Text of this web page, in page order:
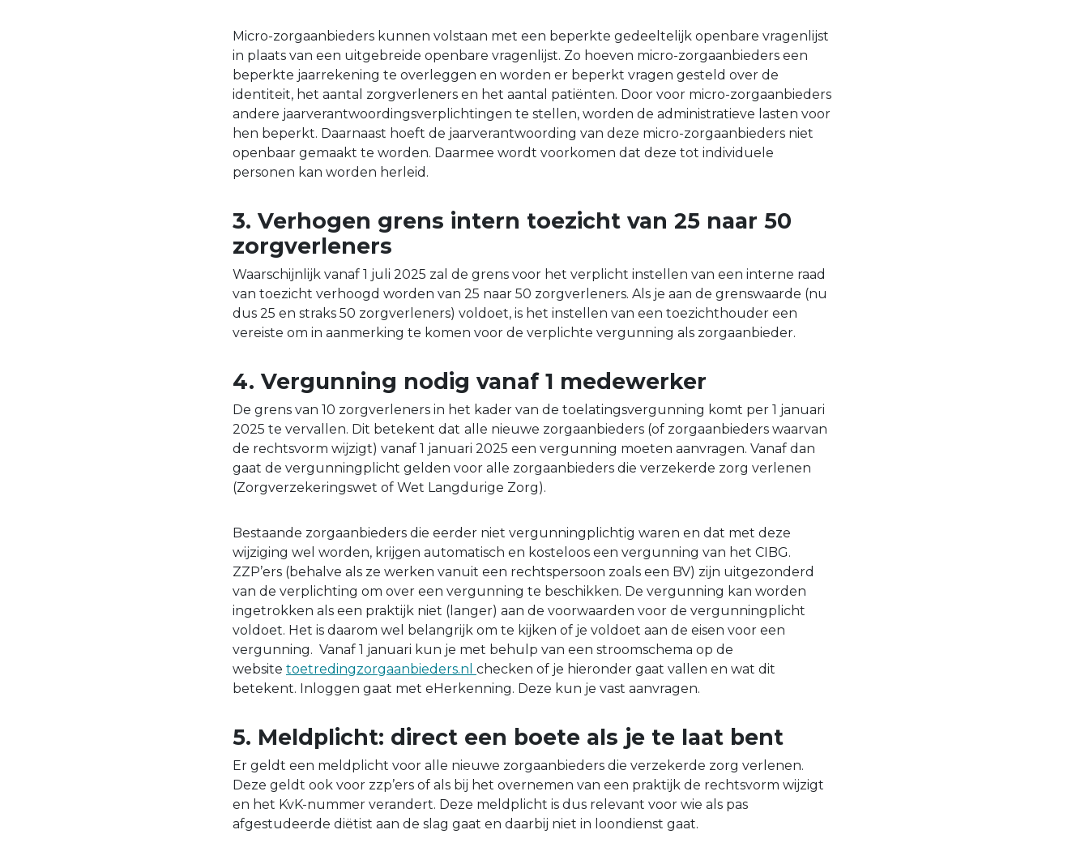
Micro-zorgaanbieders kunnen volstaan met een beperkte gedeeltelijk openbare vragenlijst
in plaats van een uitgebreide openbare vragenlijst. Zo hoeven micro-zorgaanbieders een
beperkte jaarrekening te overleggen en worden er beperkt vragen gesteld over de
identiteit, het aantal zorgverleners en het aantal patiënten. Door voor micro-zorgaanbieders
andere jaarverantwoordingsverplichtingen te stellen, worden de administratieve lasten voor
hen beperkt. Daarnaast hoeft de jaarverantwoording van deze micro-zorgaanbieders niet
openbaar gemaakt te worden. Daarmee wordt voorkomen dat deze tot individuele
personen kan worden herleid.
3. Verhogen grens intern toezicht van 25 naar 50
zorgverleners
Waarschijnlijk vanaf 1 juli 2025 zal de grens voor het verplicht instellen van een interne raad
van toezicht verhoogd worden van 25 naar 50 zorgverleners. Als je aan de grenswaarde (nu
dus 25 en straks 50 zorgverleners) voldoet, is het instellen van een toezichthouder een
vereiste om in aanmerking te komen voor de verplichte vergunning als zorgaanbieder.
4. Vergunning nodig vanaf 1 medewerker
De grens van 10 zorgverleners in het kader van de toelatingsvergunning komt per 1 januari
2025 te vervallen. Dit betekent dat alle nieuwe zorgaanbieders (of zorgaanbieders waarvan
de rechtsvorm wijzigt) vanaf 1 januari 2025 een vergunning moeten aanvragen. Vanaf dan
gaat de vergunningplicht gelden voor alle zorgaanbieders die verzekerde zorg verlenen
(Zorgverzekeringswet of Wet Langdurige Zorg).
Bestaande zorgaanbieders die eerder niet vergunningplichtig waren en dat met deze
wijziging wel worden, krijgen automatisch en kosteloos een vergunning van het CIBG.
ZZP’ers (behalve als ze werken vanuit een rechtspersoon zoals een BV) zijn uitgezonderd
van de verplichting om over een vergunning te beschikken. De vergunning kan worden
ingetrokken als een praktijk niet (langer) aan de voorwaarden voor de vergunningplicht
voldoet. Het is daarom wel belangrijk om te kijken of je voldoet aan de eisen voor een
vergunning. Vanaf 1 januari kun je met behulp van een stroomschema op de
website toetredingzorgaanbieders.nl checken of je hieronder gaat vallen en wat dit
betekent. Inloggen gaat met eHerkenning. Deze kun je vast aanvragen.
5. Meldplicht: direct een boete als je te laat bent
Er geldt een meldplicht voor alle nieuwe zorgaanbieders die verzekerde zorg verlenen.
Deze geldt ook voor zzp’ers of als bij het overnemen van een praktijk de rechtsvorm wijzigt
en het KvK-nummer verandert. Deze meldplicht is dus relevant voor wie als pas
afgestudeerde diëtist aan de slag gaat en daarbij niet in loondienst gaat.